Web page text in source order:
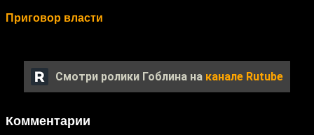
Приговор власти
Смотри ролики Гоблина на канале Rutube
Комментарии